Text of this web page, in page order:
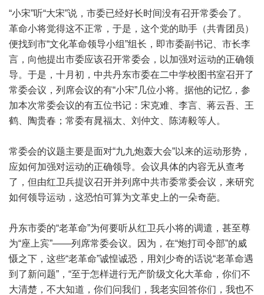
“小宋”听“大宋”说，市委已经好长时间没有召开常委会了。
革命小将觉得这不正常，于是，这个党的助手（共青团员）
便找到市“文化革命领导小组”组长，即市委副书记、市长李
言，向他提出市委应该召开常委会，以加强对运动的正确领
导。于是，十月初，中共丹东市委在二中学校图书室召开了
常委会议，列席会议的有“小宋”几位小将。据他的记忆，参
加本次常委会议的有五位书记：宋克难、李言、蒋云吾、王
鹤、陶贵春；常委有晁福太、刘仲文、陈涛毅等人。
常委会的议题主要是面对“九九炮轰大会”以来的运动形势，
应如何加强对运动的正确领导。会议具体的内容无从查考
了，但由红卫兵提议召开并列席中共市委常委会议，来研究
如何领导运动，这恐怕可算为文革史上的一朵奇葩。
丹东市委的“老革命”为何要听从红卫兵小将的调遣，甚至尊
为“座上宾”——列席常委会议。因为，在“炮打司令部”的威
慑之下，这些“老革命”诚惶诚恐，用刘少奇的话说“老革命遇
到了新问题”，“至于怎样进行无产阶级文化大革命，你们不
大清楚，不大知道，你们问我们，我老实回答你们，我也不